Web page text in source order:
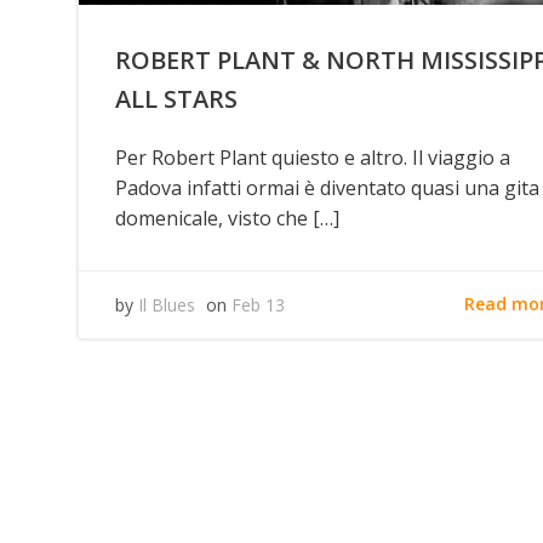
ROBERT PLANT & NORTH
ALL STARS
Per Robert Plant quiesto e altro. Il viaggio a
Padova infatti ormai è diventato quasi una gita
domenicale, visto che […]
by Il Blues on Feb 13 Read